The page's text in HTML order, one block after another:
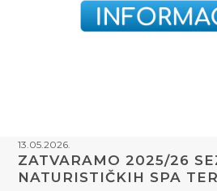
13.05.2026.
ZATVARAMO 2025/26
NATURISTIČKIH SPA